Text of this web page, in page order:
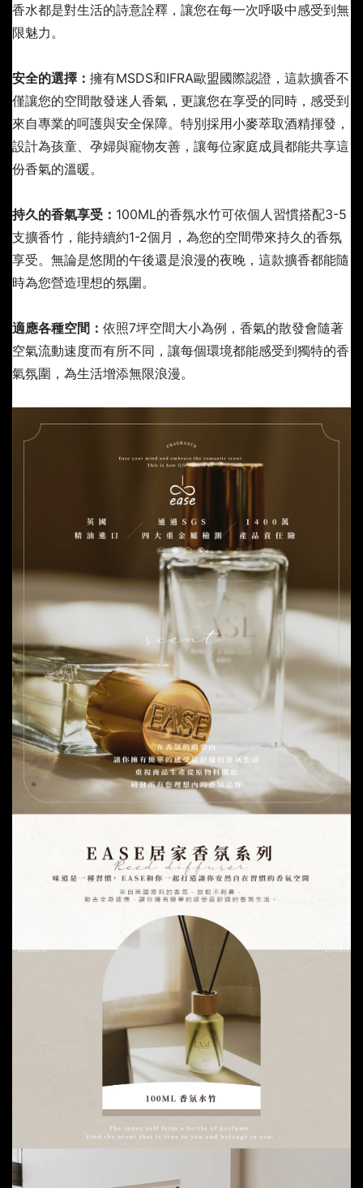
香水都是對生活的詩意詮釋，讓您在每一次呼吸中感受到無
限魅力。
安全的選擇： 擁有MSDS和IFRA歐盟國際認證，這款擴香不
僅讓您的空間散發迷人香氣，更讓您在享受的同時，感受到
來自專業的呵護與安全保障。特別採用小麥萃取酒精揮發，
設計為孩童、孕婦與寵物友善，讓每位家庭成員都能共享這
份香氣的溫暖。
持久的香氣享受： 100ML的香氛水竹可依個人習慣搭配3-5
支擴香竹，能持續約1-2個月，為您的空間帶來持久的香氛
享受。無論是悠閒的午後還是浪漫的夜晚，這款擴香都能隨
時為您營造理想的氛圍。
適應各種空間： 依照7坪空間大小為例，香氣的散發會隨著
空氣流動速度而有所不同，讓每個環境都能感受到獨特的香
氣氛圍，為生活增添無限浪漫。